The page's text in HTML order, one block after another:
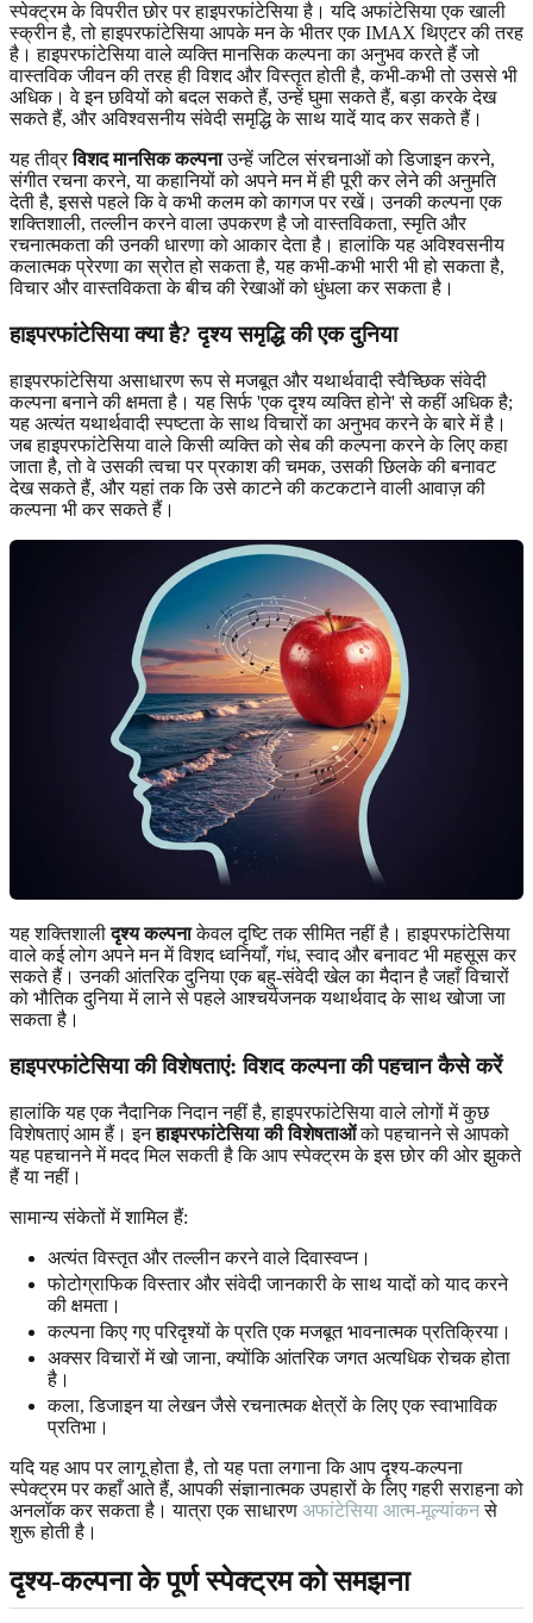
स्पेक्ट्रम के विपरीत छोर पर हाइपरफांटेसिया है। यदि अफांटेसिया एक खाली
स्क्रीन है, तो हाइपरफांटेसिया आपके मन के भीतर एक IMAX थिएटर की तरह
है। हाइपरफांटेसिया वाले व्यक्ति मानसिक कल्पना का अनुभव करते हैं जो
वास्तविक जीवन की तरह ही विशद और विस्तृत होती है, कभी-कभी तो उससे भी
अधिक। वे इन छवियों को बदल सकते हैं, उन्हें घुमा सकते हैं, बड़ा करके देख
सकते हैं, और अविश्वसनीय संवेदी समृद्धि के साथ यादें याद कर सकते हैं।
यह तीव्रविशद मानसिक कल्पनाउन्हें जटिल संरचनाओं को डिजाइन करने,
संगीत रचना करने, या कहानियों को अपने मन में ही पूरी कर लेने की अनुमति
देती है, इससे पहले कि वे कभी कलम को कागज पर रखें। उनकी कल्पना एक
शक्तिशाली, तल्लीन करने वाला उपकरण है जो वास्तविकता, स्मृति और
रचनात्मकता की उनकी धारणा को आकार देता है। हालांकि यह अविश्वसनीय
कलात्मक प्रेरणा का स्रोत हो सकता है, यह कभी-कभी भारी भी हो सकता है,
विचार और वास्तविकता के बीच की रेखाओं को धुंधला कर सकता है।
हाइपरफांटेसिया क्या है? दृश्य समृद्धि की एक दुनिया
हाइपरफांटेसिया असाधारण रूप से मजबूत और यथार्थवादी स्वैच्छिक संवेदी
कल्पना बनाने की क्षमता है। यह सिर्फ 'एक दृश्य व्यक्ति होने' से कहीं अधिक है;
यह अत्यंत यथार्थवादी स्पष्टता के साथ विचारों का अनुभव करने के बारे में है।
जब हाइपरफांटेसिया वाले किसी व्यक्ति को सेब की कल्पना करने के लिए कहा
जाता है, तो वे उसकी त्वचा पर प्रकाश की चमक, उसकी छिलके की बनावट
देख सकते हैं, और यहां तक कि उसे काटने की कटकटाने वाली आवाज़ की
कल्पना भी कर सकते हैं।
यह शक्तिशालीदृश्य कल्पनाकेवल दृष्टि तक सीमित नहीं है। हाइपरफांटेसिया
वाले कई लोग अपने मन में विशद ध्वनियाँ, गंध, स्वाद और बनावट भी महसूस कर
सकते हैं। उनकी आंतरिक दुनिया एक बहु-संवेदी खेल का मैदान है जहाँ विचारों
को भौतिक दुनिया में लाने से पहले आश्चर्यजनक यथार्थवाद के साथ खोजा जा
सकता है।
हाइपरफांटेसिया की विशेषताएं: विशद कल्पना की पहचान कैसे करें
हालांकि यह एक नैदानिक ​​निदान नहीं है, हाइपरफांटेसिया वाले लोगों में कुछ
विशेषताएं आम हैं। इनहाइपरफांटेसिया की विशेषताओंको पहचानने से आपको
यह पहचानने में मदद मिल सकती है कि आप स्पेक्ट्रम के इस छोर की ओर झुकते
हैं या नहीं।
सामान्य संकेतों में शामिल हैं:
अत्यंत विस्तृत और तल्लीन करने वाले दिवास्वप्न।
फोटोग्राफिक विस्तार और संवेदी जानकारी के साथ यादों को याद करने
की क्षमता।
कल्पना किए गए परिदृश्यों के प्रति एक मजबूत भावनात्मक प्रतिक्रिया।
अक्सर विचारों में खो जाना, क्योंकि आंतरिक जगत अत्यधिक रोचक होता
है।
कला, डिजाइन या लेखन जैसे रचनात्मक क्षेत्रों के लिए एक स्वाभाविक
प्रतिभा।
यदि यह आप पर लागू होता है, तो यह पता लगाना कि आप दृश्य-कल्पना
स्पेक्ट्रम पर कहाँ आते हैं, आपकी संज्ञानात्मक उपहारों के लिए गहरी सराहना को
अनलॉक कर सकता है। यात्रा एक साधारण अफांटेसिया आत्म-मूल्यांकनसे
शुरू होती है।
दृश्य-कल्पना के पूर्ण स्पेक्ट्रम को समझना